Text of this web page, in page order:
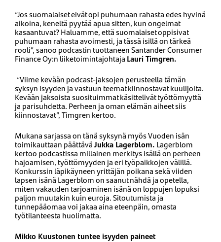
“Jos suomalaiset eivät opi puhumaan rahasta edes hyvinä
aikoina, keneltä pyytää apua sitten, kun ongelmat
kasaantuvat? Haluamme, että suomalaiset oppisivat
puhumaan rahasta avoimesti, ja tässä isillä on tärkeä
rooli”, sanoo podcastin tuottaneen Santander Consumer
Finance Oy:n liiketoimintajohtaja Lauri Timgren.
“Viime kevään podcast-jaksojen perusteella tämän
syksyn isyyden ja vastuun teemat kiinnostavat kuulijoita.
Kevään jaksoista suosituimmat käsittelivät työttömyyttä
ja parisuhdetta. Perheen ja oman elämän aiheet siis
kiinnostavat”, Timgren kertoo.
Mukana sarjassa on tänä syksynä myös Vuoden isän
toimikauttaan päättäväJukka Lagerblom. Lagerblom
kertoo podcastissa millainen merkitys isällä on perheen
hajoamisen, työttömyyden ja eri työpaikkojen välillä.
Konkurssin läpikäyneen yrittäjän poikana sekä viiden
lapsen isänä Lagerblom on saanut nähdä ja opetella,
miten vakauden tarjoaminen isänä on loppujen lopuksi
paljon muutakin kuin euroja. Sitoutumista ja
tunnepääomaa voi jakaa aina eteenpäin, omasta
työtilanteesta huolimatta.
Mikko Kuustonen tuntee isyyden paineet